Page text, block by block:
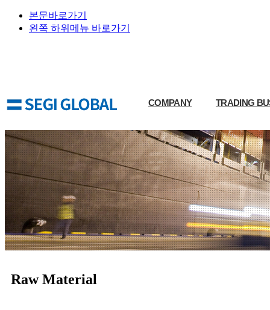
본문바로가기
왼쪽 하위메뉴 바로가기
COMPANY TRADING
Raw Material